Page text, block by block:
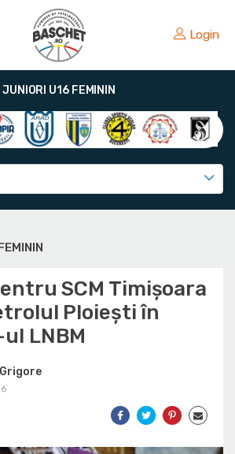
Login
JUNIORI U16 FEMININ
SCM Timișoara
Ploiești în
LNBM